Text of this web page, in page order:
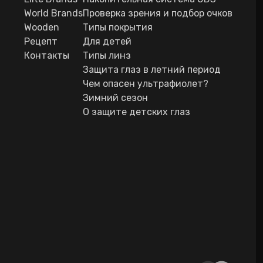
World Brands
Wooden
Рецепт
Контакты
Проверка зрения и подбор очков
Типы покрытия
Для детей
Типы линз
Защита глаз в летний период
Чем опасен ультрафиолет?
Зимний сезон
О защите детских глаз